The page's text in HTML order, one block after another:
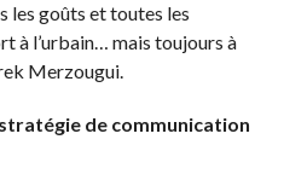
les goûts et toutes les
à l’urbain… mais toujours à
Merzougui.
de communication